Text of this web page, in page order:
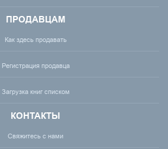
ПРОДАВЦАМ
Как здесь продавать
Регистрация продавца
Загрузка книг списком
КОНТАКТЫ
Свяжитесь с нами